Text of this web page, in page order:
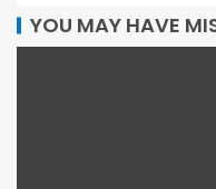
YOU MAY HAVE